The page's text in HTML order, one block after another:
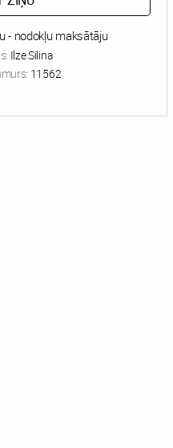
- nodokļu maksātāju
Ilze Silina
11562